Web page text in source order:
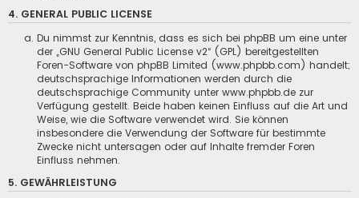
4. GENERAL PUBLIC LICENSE
Du nimmst zur Kenntnis, dass es sich bei phpBB um eine unter
der „GNU General Public License v2“ (GPL) bereitgestellten
Foren-Software von phpBB Limited (www.phpbb.com) handelt;
deutschsprachige Informationen werden durch die
deutschsprachige Community unter www.phpbb.de zur
Verfügung gestellt. Beide haben keinen Einfluss auf die Art und
Weise, wie die Software verwendet wird. Sie können
insbesondere die Verwendung der Software für bestimmte
Zwecke nicht untersagen oder auf Inhalte fremder Foren
Einfluss nehmen.
5. GEWÄHRLEISTUNG